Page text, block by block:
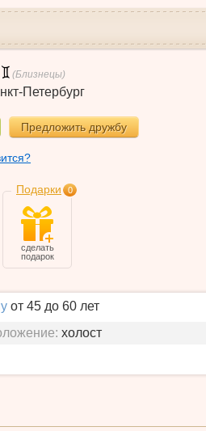
(Близнецы)
Петербург
Предложить дружбу
Подарки 0
сделать
подарок
от 45 до 60 лет
холост